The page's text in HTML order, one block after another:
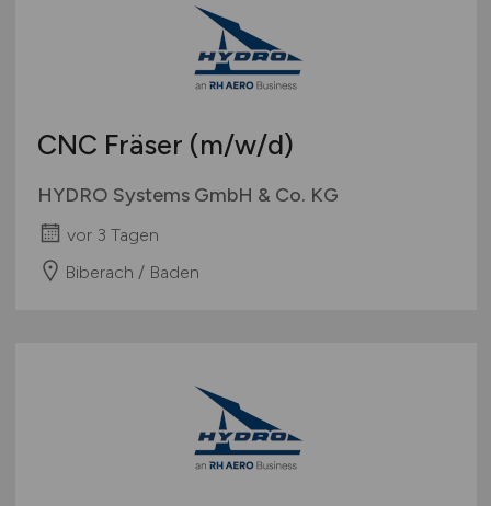
CNC Fräser (m/w/d)
HYDRO Systems GmbH & Co. KG
vor 3 Tagen
Biberach / Baden